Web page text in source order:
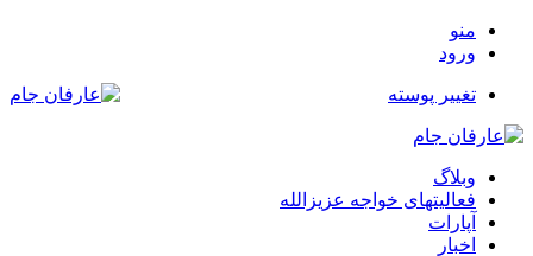
منو
ورود
تغییر پوسته
وبلاگ
فعالیتهای خواجه عزیزالله
آپارات
اخبار